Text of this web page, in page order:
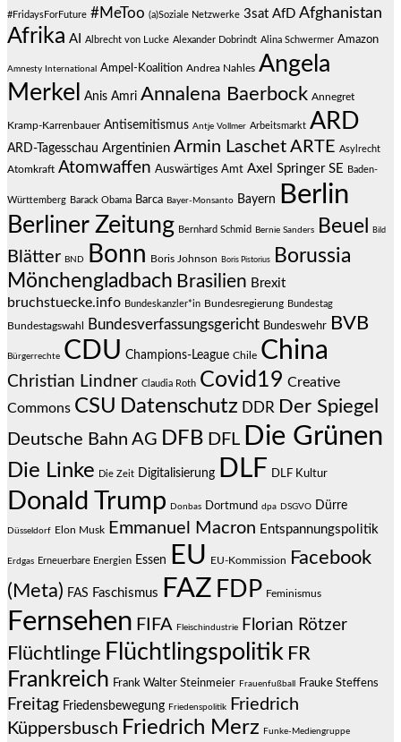
#FridaysForFuture #MeToo (a)Soziale Netzwerke 3sat AfD Afghanistan
Afrika AI Albrecht von Lucke Alexander Dobrindt Alina Schwermer Amazon
Amnesty International Ampel-Koalition Andrea Nahles Angela
Merkel
Anis Amri Annalena Baerbock Annegret
Kramp-Karrenbauer Antisemitismus Antje Vollmer Arbeitsmarkt ARD
ARD-Tagesschau Argentinien Armin Laschet ARTE Asylrecht
Atomkraft Atomwaffen Auswärtiges Amt Axel Springer SE Baden-
Württemberg Barack Obama Barca Bayer-Monsanto Bayern Berlin
Berliner Zeitung Bernhard Schmid Bernie Sanders Beuel Bild
Blätter BND Bonn Boris Johnson Boris Pistorius
Borussia
Mönchengladbach Brasilien Brexit
bruchstuecke.info Bundeskanzler*in Bundesregierung Bundestag
Bundestagswahl Bundesverfassungsgericht Bundeswehr BVB
Bürgerrechte CDU Champions-League Chile China
Christian Lindner Claudia Roth Covid19 Creative
Commons CSU Datenschutz DDR Der Spiegel
Deutsche Bahn AG DFB DFL Die Grünen
Die Linke Die Zeit Digitalisierung DLF DLF Kultur
Donald Trump Donbas Dortmund dpa DSGVO Dürre
Düsseldorf Elon Musk Emmanuel Macron Entspannungspolitik
Erdgas Erneuerbare Energien Essen EU EU-Kommission
Facebook
(Meta) FAS Faschismus FAZ FDP Feminismus
Fernsehen FIFA Fleischindustrie Florian Rötzer
Flüchtlinge Flüchtlingspolitik FR
Frankreich Frank Walter Steinmeier Frauenfußball Frauke Steffens
Freitag Friedensbewegung Friedenspolitik
Friedrich
Küppersbusch Friedrich Merz Funke-Mediengruppe